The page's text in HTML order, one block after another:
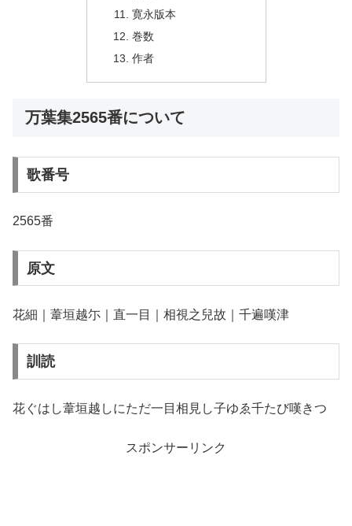
寛永版本
巻数
作者
万葉集2565番について
歌番号
2565番
原文
花細｜葦垣越尓｜直一目｜相視之兒故｜千遍嘆津
訓読
花ぐはし葦垣越しにただ一目相見し子ゆゑ千たび嘆きつ
スポンサーリンク